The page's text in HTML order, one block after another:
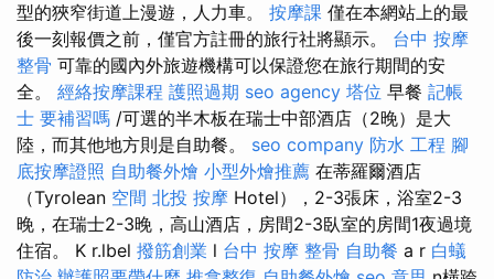
型的狹窄街道上漫遊，人力車。 按摩課 僅在本網站上的最
後一刻報價之前，僅官方註冊的旅行社將顯示。 台中 按摩
整骨 可靠的國內外旅遊機構可以保證您在旅行期間的安
全。 經絡按摩課程 護照過期 seo agency 塔位 早餐 記帳
士 要補習嗎 /可選的半木板在瑞士中部酒店（2晚）是大
陸，而其他地方則是自助餐。 seo company 防水 工程 腳
底按摩證照 自助餐外燴 小型外燴推薦 在蒂羅爾酒店
（Tyrolean 空間 北投 按摩 Hotel），2-3張床，浴室2-3
晚，在瑞士2-3晚，高山酒店，房間2-3臥室的房間1夜過境
住宿。 K r.lbel 撥筋創業 l 台中 按摩 整骨 自助餐 a r 白蟻